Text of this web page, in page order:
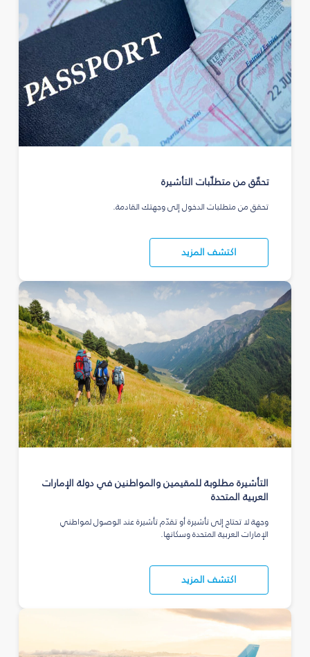
تحقّق من متطلّبات التأشيرة
تحقق من متطلبات الدخول إلى وجهتك القادمة.
اكتشف المزيد
التأشيرة مطلوبة للمقيمين والمواطنين في دولة الإمارات
العربية المتحدة
وجهة لا تحتاج إلى تأشيرة أو تقدّم تأشيرة عند الوصول لمواطني
الإمارات العربية المتحدة وسكانها.
اكتشف المزيد